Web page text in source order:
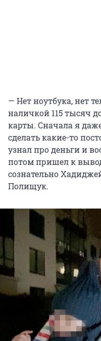
— Нет ноутбука, нет
наличкой 115 тысяч
карты. Сначала я
сделать какие-то
узнал про деньги и
потом пришел к
сознательно
Полищук.